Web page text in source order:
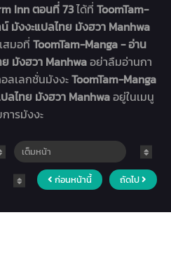
Inn ตอนที่ 73ได้ที่ ToomTam-
มังงะแปลไทย มังฮวา Manhwa
สมอที่ ToomTam-Manga - อ่าน
มังฮวา Manhwaอย่าลืมอ่านกา
ลเลกชั่นมังงะToomTam-Manga
ลไทย มังฮวา Manhwaอยู่ในเมนู
ารมังงะ
ก่อนหน้านี้ ถัดไป